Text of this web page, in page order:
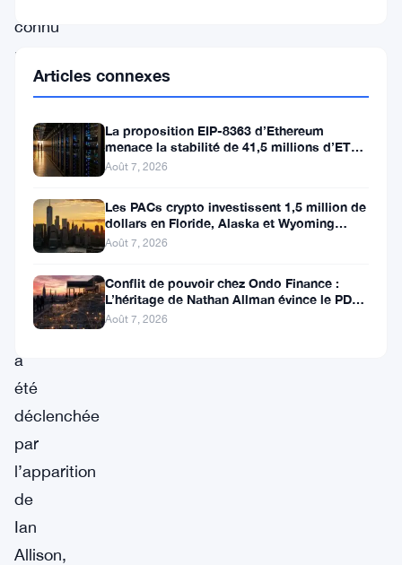
connu
une
hausse
près
100
%.
Cette
montée
soudaine
a
été
déclenchée
par
l’apparition
de
Ian
Allison,
Articles connexes
La proposition EIP-8363 d’Ethereum
menace la stabilité de 41,5 millions d’ETH
stakés et de la DeFi
Août 7, 2026
Les PACs crypto investissent 1,5 million de
dollars en Floride, Alaska et Wyoming
après un revers au Michigan
Août 7, 2026
Conflit de pouvoir chez Ondo Finance :
L’héritage de Nathan Allman évince le PDG
Ian De Bode le 24 juillet
Août 7, 2026